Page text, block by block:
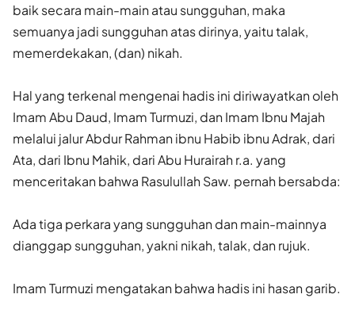
baik secara main-main atau sungguhan, maka
semuanya jadi sungguhan atas dirinya, yaitu talak,
memerdekakan, (dan) nikah.
Hal yang terkenal mengenai hadis ini diriwayatkan oleh
Imam Abu Daud, Imam Turmuzi, dan Imam Ibnu Majah
melalui jalur Abdur Rahman ibnu Habib ibnu Adrak, dari
Ata, dari Ibnu Mahik, dari Abu Hurairah r.a. yang
menceritakan bahwa Rasulullah Saw. pernah bersabda:
Ada tiga perkara yang sungguhan dan main-mainnya
dianggap sungguhan, yakni nikah, talak, dan rujuk.
Imam Turmuzi mengatakan bahwa hadis ini hasan garib.